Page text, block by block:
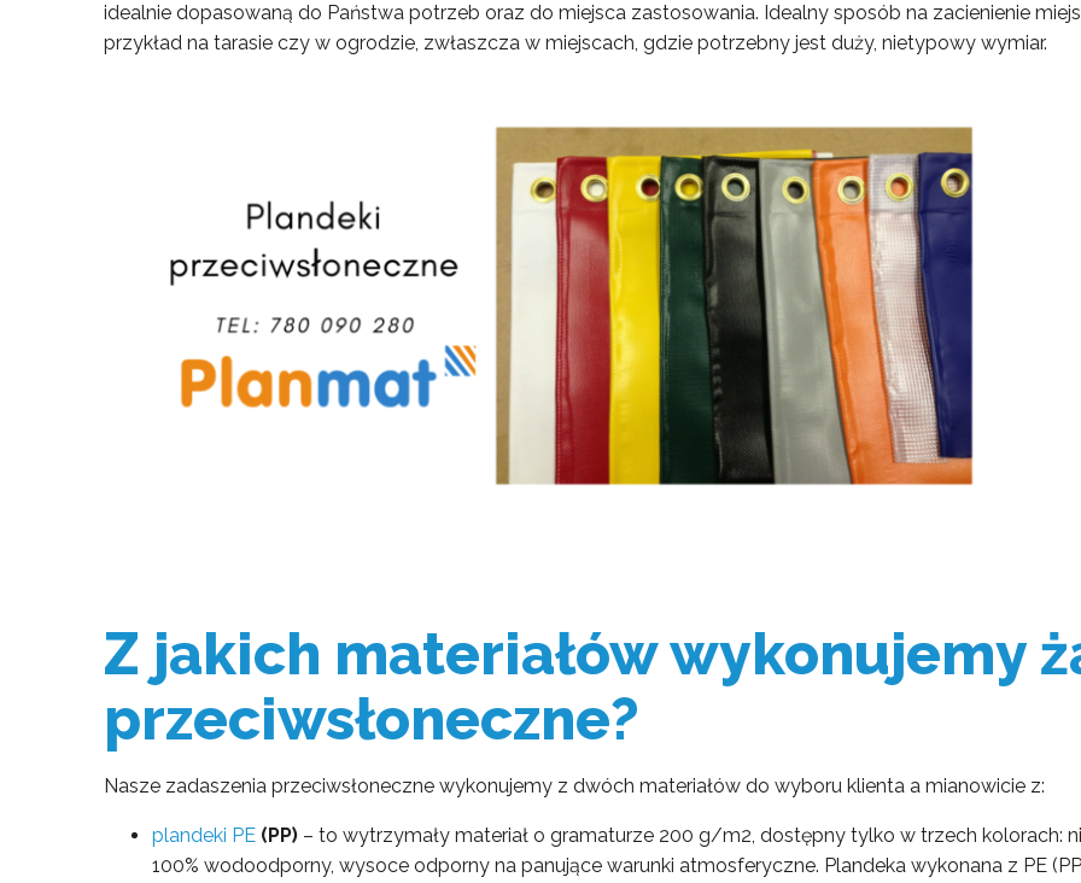
idealnie dopasowaną do Państwa potrzeb oraz do miejsca zastosowania. Idealny sposób na zacienienie
przykład na tarasie czy w ogrodzie, zwłaszcza w miejscach, gdzie potrzebny jest duży, nietypowy wymiar.
Z jakich materiałów wykonujemy
przeciwsłoneczne?
Nasze zadaszenia przeciwsłoneczne wykonujemy z dwóch materiałów do wyboru klienta a mianowicie z:
plandeki PE (PP) – to wytrzymały materiał o gramaturze 200 g/m2, dostępny tylko w trzech kolorach:
100% wodoodporny, wysoce odporny na panujące warunki atmosferyczne. Plandeka wykonana z PE